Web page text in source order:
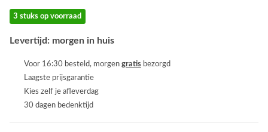
3 stuks op voorraad
Levertijd: morgen in huis
Voor 16:30 besteld, morgen gratis bezorgd
Laagste prijsgarantie
Kies zelf je afleverdag
30 dagen bedenktijd